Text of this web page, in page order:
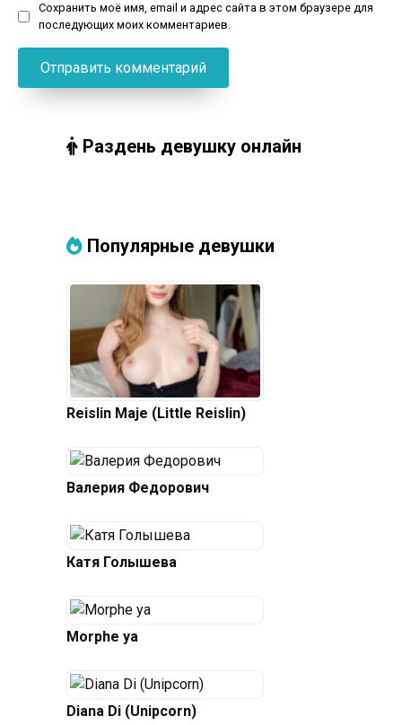
Сохранить моё имя, email и адрес сайта в этом браузере для
последующих моих комментариев.
Раздень девушку онлайн
Популярные девушки
Reislin Maje (Little Reislin)
Валерия Федорович
Катя Голышева
Morphe ya
Diana Di (Unipcorn)